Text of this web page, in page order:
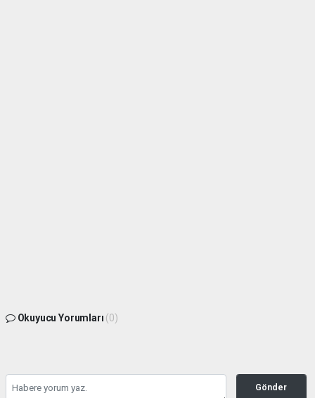
Okuyucu Yorumları (0)
Gönder